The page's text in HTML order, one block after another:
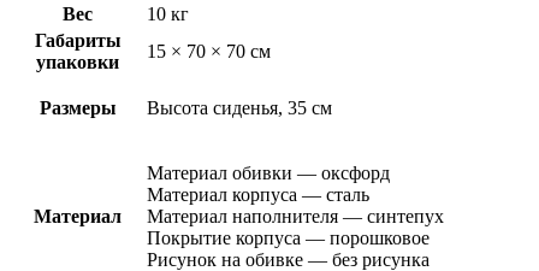
Вес
10 кг
Габариты
упаковки
15 × 70 × 70 см
Размеры Высота сиденья, 35 см
Материал
Материал обивки — оксфорд
Материал корпуса — сталь
Материал наполнителя — синтепух
Покрытие корпуса — порошковое
Рисунок на обивке — без рисунка